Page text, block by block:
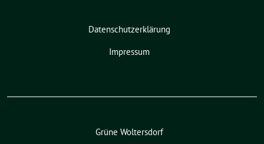
Datenschutzerklärung
Impressum
Grüne Woltersdorf